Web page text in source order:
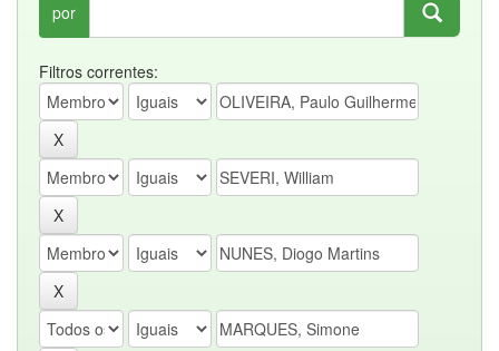
por
Filtros correntes: